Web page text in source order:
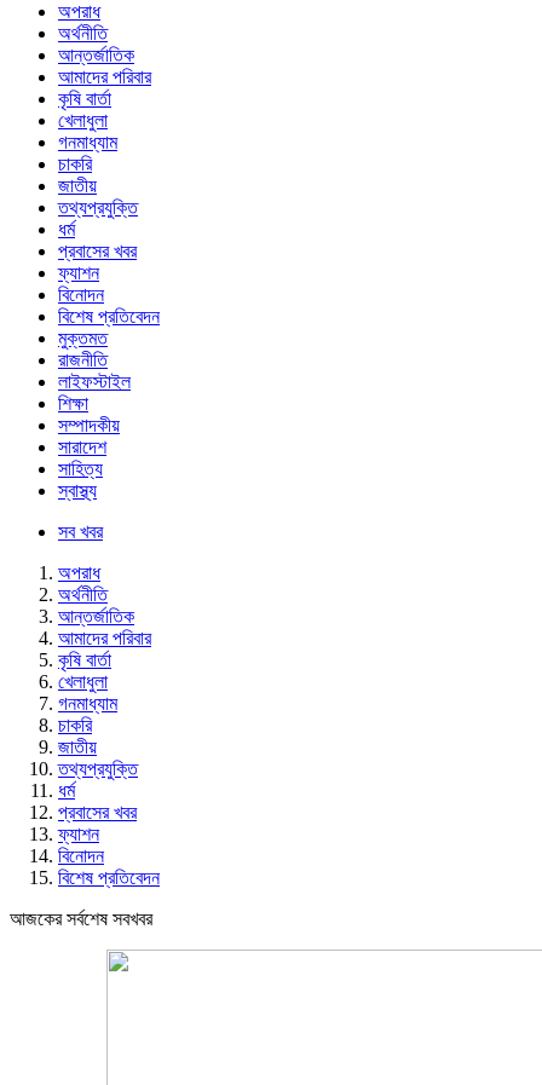
অপরাধ
অর্থনীতি
আন্তর্জাতিক
আমাদের পরিবার
কৃষি বার্তা
খেলাধুলা
গনমাধ্যাম
চাকরি
জাতীয়
তথ্যপ্রযুক্তি
ধর্ম
প্রবাসের খবর
ফ্যাশন
বিনোদন
বিশেষ প্রতিবেদন
মুক্তমত
রাজনীতি
লাইফস্টাইল
শিক্ষা
সম্পাদকীয়
সারাদেশ
সাহিত্য
স্বাস্থ্য
সব খবর
অপরাধ
অর্থনীতি
আন্তর্জাতিক
আমাদের পরিবার
কৃষি বার্তা
খেলাধুলা
গনমাধ্যাম
চাকরি
জাতীয়
তথ্যপ্রযুক্তি
ধর্ম
প্রবাসের খবর
ফ্যাশন
বিনোদন
বিশেষ প্রতিবেদন
আজকের সর্বশেষ সবখবর